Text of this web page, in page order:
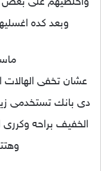
وبعد كده
عشان تخفى الهالات
دى بانك تستخدمى
الخفيف براحه